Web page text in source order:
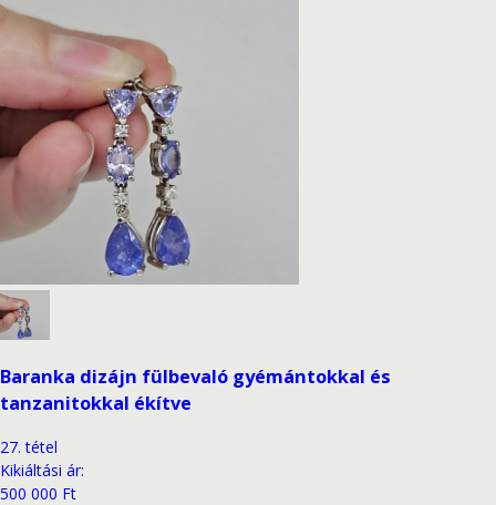
Baranka dizájn fülbevaló gyémántokkal és
tanzanitokkal ékítve
27. tétel
Kikiáltási ár:
500 000 Ft